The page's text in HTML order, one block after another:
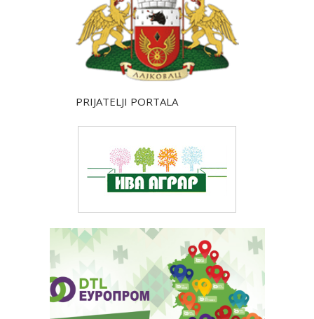
PRIJATELJI PORTALA